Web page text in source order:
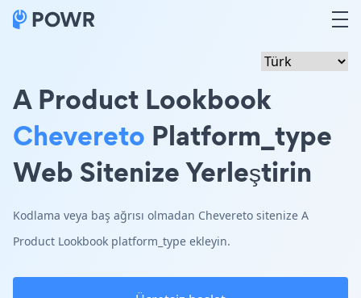
A Product Lookbook
Chevereto Platform_type
Web Sitenize Yerleştirin
Kodlama veya baş ağrısı olmadan Chevereto sitenize A
Product Lookbook platform_type ekleyin.